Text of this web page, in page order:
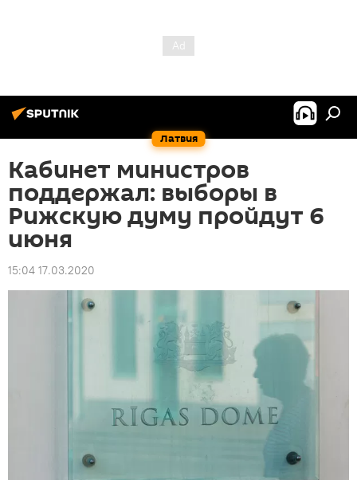
Латвия
Кабинет министров
поддержал: выборы в
Рижскую думу пройдут 6
июня
15:04 17.03.2020